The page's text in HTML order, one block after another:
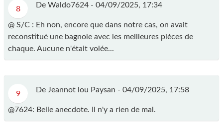
8 De Waldo7624 - 04/09/2025, 17:34
@ S/C : Eh non, encore que dans notre cas, on avait
reconstitué une bagnole avec les meilleures pièces de
chaque. Aucune n'était volée...
9 De Jeannot lou Paysan - 04/09/2025, 17:58
@7624: Belle anecdote. Il n'y a rien de mal.